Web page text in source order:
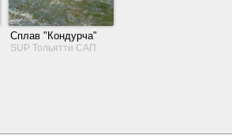
Сплав "Кондурча"
SUP Тольятти САП